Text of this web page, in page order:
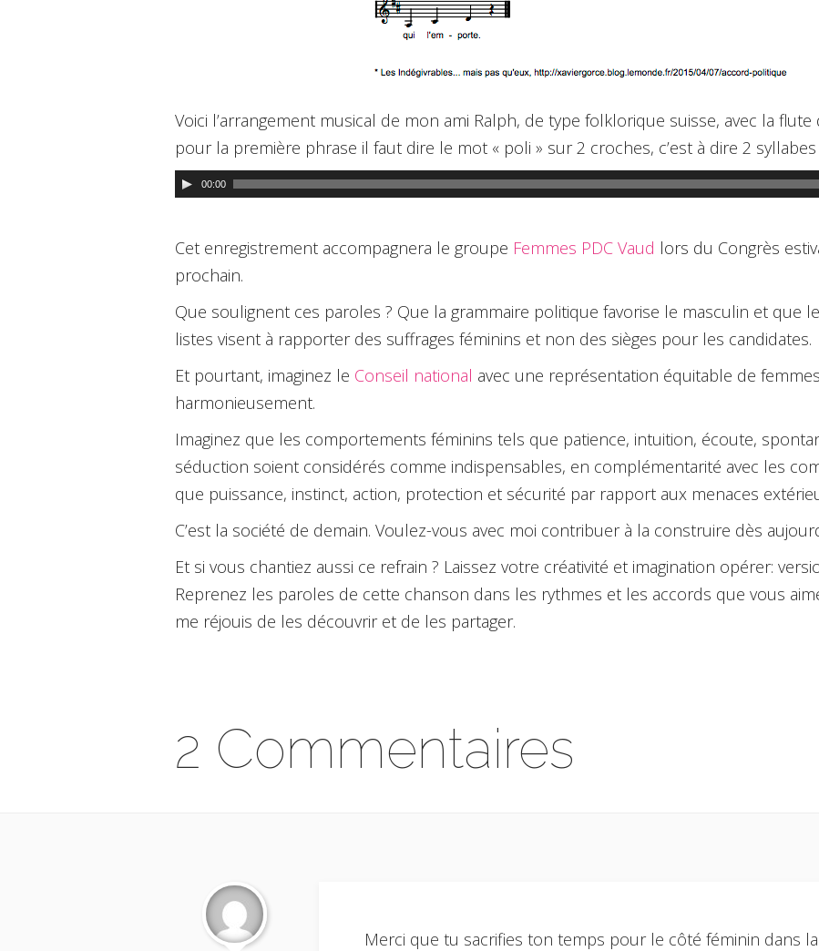
Voici l’arrangement musical de mon ami Ralph, de type folklorique suisse, avec la
pour la première phrase il faut dire le mot « poli » sur 2 croches, c’est à dire 2
Lecteur
audio
00:00
Cet enregistrement accompagnera le groupe Femmes PDC Vaud lors du Congrès
prochain.
Que soulignent ces paroles ? Que la grammaire politique favorise le masculin et que
listes visent à rapporter des suffrages féminins et non des sièges pour les candidates.
Et pourtant, imaginez le Conseil national avec une représentation équitable de
harmonieusement.
Imaginez que les comportements féminins tels que patience, intuition, écoute,
séduction soient considérés comme indispensables, en complémentarité avec les
que puissance, instinct, action, protection et sécurité par rapport aux menaces
C’est la société de demain. Voulez-vous avec moi contribuer à la construire dès
Et si vous chantiez aussi ce refrain ? Laissez votre créativité et imagination opérer:
Reprenez les paroles de cette chanson dans les rythmes et les accords que vous
me réjouis de les découvrir et de les partager.
2 Commentaires
Merci que tu sacrifies ton temps pour le côté féminin dans